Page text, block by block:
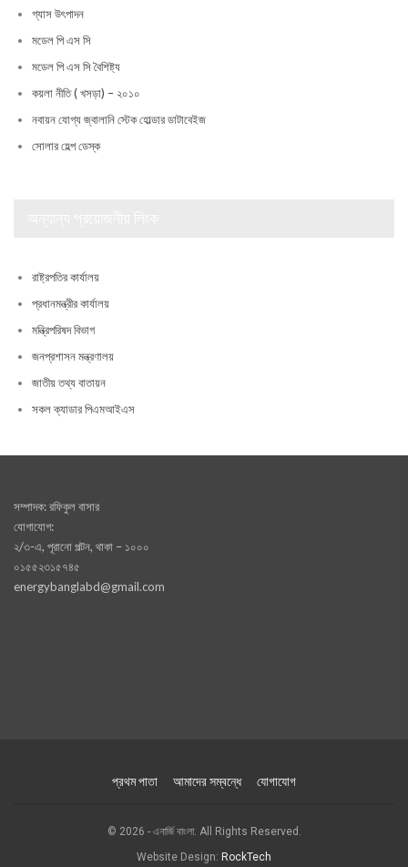
গ্যাস উৎপাদন
মডেল পি এস সি
মডেল পি এস সি বৈশিষ্ট্য
কয়লা নীতি ( খসড়া) – ২০১০
নবায়ন যোগ্য জ্বালানি স্টেক হোল্ডার ডাটাবেইজ
সোলার হেল্প ডেস্ক
রাষ্ট্রপতির কার্যালয়
প্রধানমন্ত্রীর কার্যালয়
মন্ত্রিপরিষদ বিভাগ
জনপ্রশাসন মন্ত্রণালয়
জাতীয় তথ্য বাতায়ন
সকল ক্যাডার পিএমআইএস
সম্পাদক: রফিকুল বাসার
যোগাযোগ:
২/৩-এ, পূরানো পল্টন, থাকা – ১০০০
০১৫৫২৩১৫৭৪৫
energybanglabd@gmail.com
প্রথম পাতা আমাদের সম্বন্ধে যোগাযোগ
© 2026 - এনার্জি বাংলা. All Rights Reserved.
Website Design: RockTech